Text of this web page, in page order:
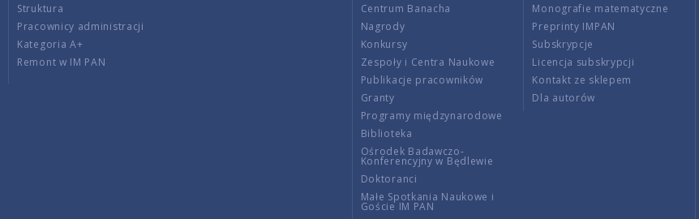
Struktura
Pracownicy administracji
Kategoria A+
Remont w IM PAN
Centrum Banacha
Nagrody
Konkursy
Zespoły i Centra Naukowe
Publikacje pracowników
Granty
Programy międzynarodowe
Biblioteka
Ośrodek Badawczo-
Konferencyjny w Będlewie
Doktoranci
Małe Spotkania Naukowe i
Goście IM PAN
Monografie matematyczne
Preprinty IMPAN
Subskrypcje
Licencja subskrypcji
Kontakt ze sklepem
Dla autorów